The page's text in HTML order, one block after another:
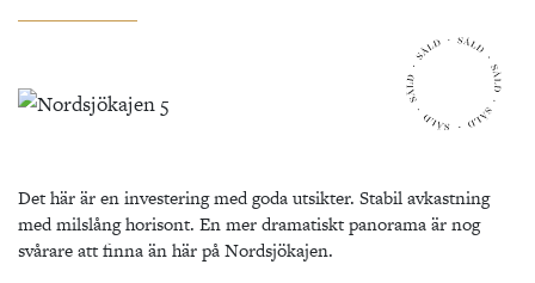
Det här är en investering med goda utsikter. Stabil avkastning
med milslång horisont. En mer dramatiskt panorama är nog
svårare att finna än här på Nordsjökajen.